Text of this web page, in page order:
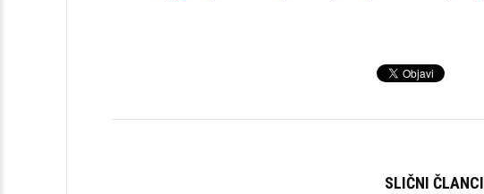
SLIČNI ČLANCI